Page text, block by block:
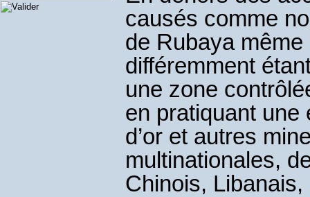
causés comme
de Rubaya
différemment
une zone
en pratiquant une
d’or et autres
multinationales,
Chinois,